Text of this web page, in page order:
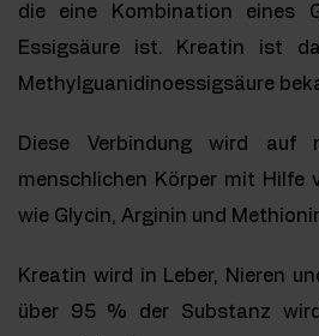
die eine Kombination eines
Essigsäure ist. Kreatin ist
Methylguanidinoessigsäure
Diese Verbindung wird auf
menschlichen Körper mit Hilfe
wie Glycin, Arginin und
Kreatin wird in Leber, Nieren
über 95 % der Substanz